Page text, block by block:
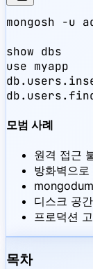
mongosh -u
show dbs
use myapp
모범 사례
원격 접근
방화벽으
디스크 공
프로덕션
목차